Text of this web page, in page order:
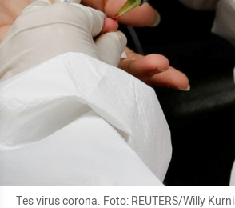
Tes virus corona. Foto: REUTERS/Willy